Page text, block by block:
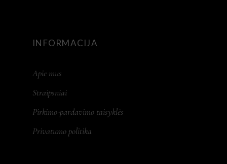
INFORMACIJA
Apie mus
Straipsniai
Pirkimo-pardavimo taisyklės
Privatumo politika